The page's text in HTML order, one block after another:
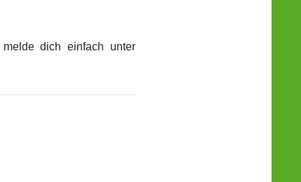
dich einfach unter